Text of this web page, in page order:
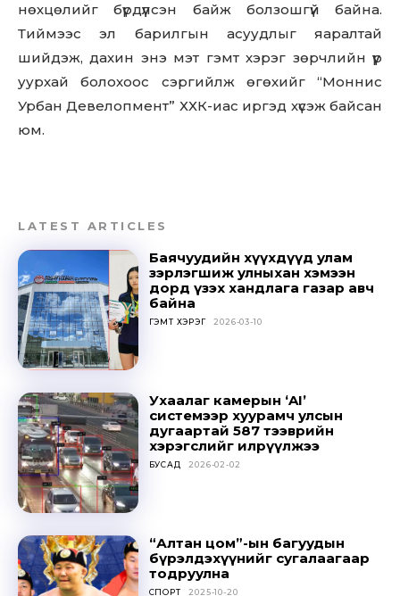
нөхцөлийг бүрдүүлсэн байж болзошгүй байна.
Тиймээс эл барилгын асуудлыг яаралтай
шийдэж, дахин энэ мэт гэмт хэрэг зөрчлийн үүр
уурхай болохоос сэргийлж өгөхийг “Моннис
Урбан Девелопмент” ХХК-иас иргэд хүсэж байсан
юм.
LATEST ARTICLES
Баячуудийн хүүхдүүд улам
зэрлэгшиж улныхан хэмээн
дорд үзэх хандлага газар авч
байна
ГЭМТ ХЭРЭГ 2026-03-10
Ухаалаг камерын ‘AI’
системээр хуурамч улсын
дугаартай 587 тээврийн
хэрэгслийг илрүүлжээ
БУСАД 2026-02-02
“Алтан цом”-ын багуудын
бүрэлдэхүүнийг сугалаагаар
тодруулна
СПОРТ 2025-10-20